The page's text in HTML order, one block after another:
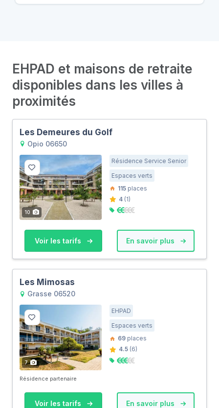
EHPAD et maisons de retraite
disponibles dans les villes à
proximités
Les Demeures du Golf
Opio 06650
10
Résidence Service Senior
Espaces verts
115 places
4 (1)
Voir les tarifs En savoir plus
Les Mimosas
Grasse 06520
7
EHPAD
Espaces verts
69 places
4.5 (6)
Résidence partenaire
Voir les tarifs En savoir plus